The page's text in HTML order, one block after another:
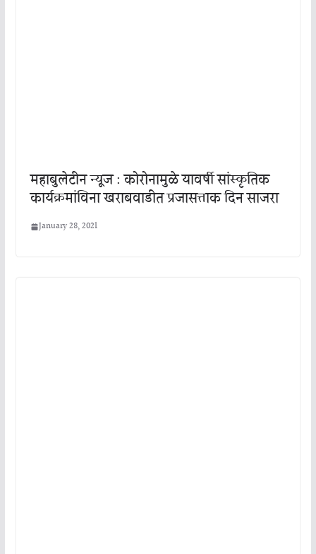
महाबुलेटीन न्यूज : कोरोनामुळे यावर्षी सांस्कृतिक
कार्यक्रमांविना खराबवाडीत प्रजासत्ताक दिन साजरा
January 28, 2021